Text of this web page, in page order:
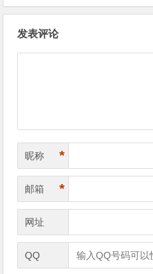
发表评论
昵称 *
邮箱 *
网址
QQ